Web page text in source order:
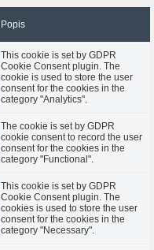
Popis
This cookie is set by GDPR
Cookie Consent plugin. The
cookie is used to store the user
consent for the cookies in the
category "Analytics".
The cookie is set by GDPR
cookie consent to record the user
consent for the cookies in the
category "Functional".
This cookie is set by GDPR
Cookie Consent plugin. The
cookies is used to store the user
consent for the cookies in the
category "Necessary".